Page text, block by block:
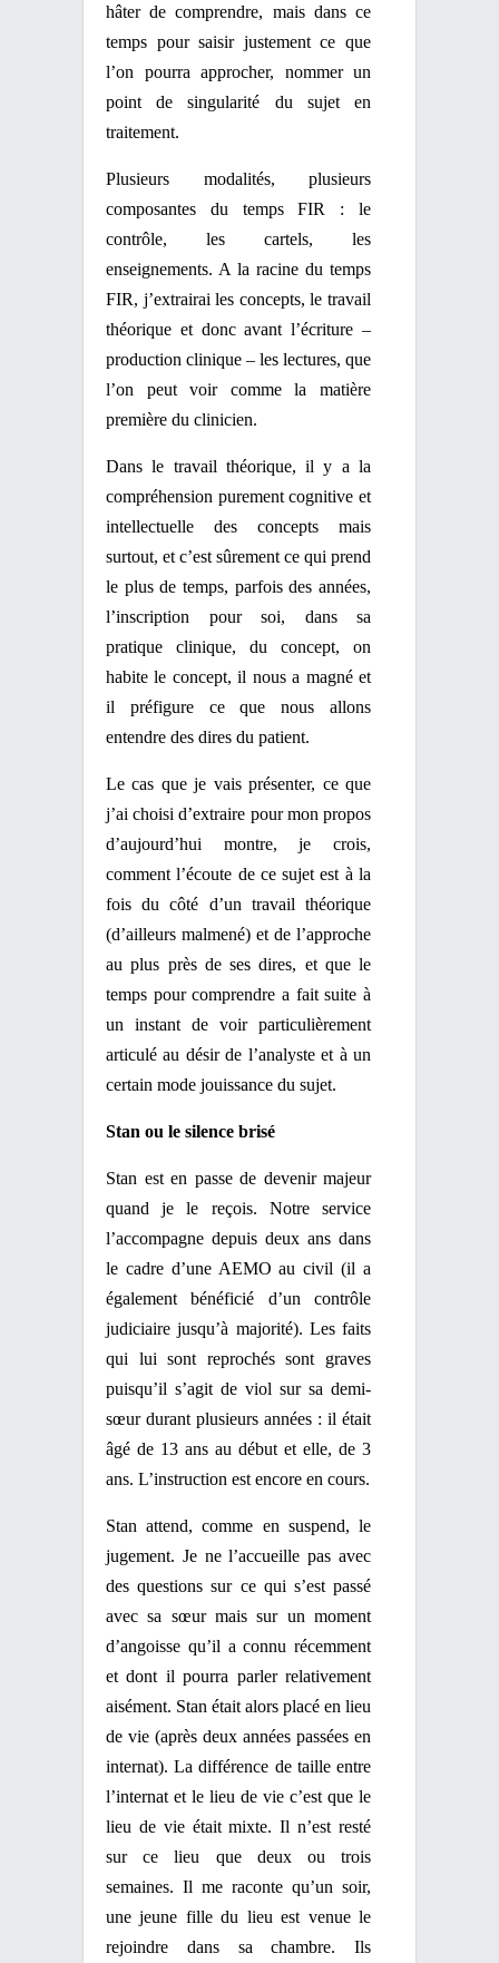
hâter de comprendre, mais dans ce
temps pour saisir justement ce que
l’on pourra approcher, nommer un
point de singularité du sujet en
traitement.
Plusieurs modalités, plusieurs
composantes du temps FIR : le
contrôle, les cartels, les
enseignements. A la racine du temps
FIR, j’extrairai les concepts, le travail
théorique et donc avant l’écriture –
production clinique – les lectures, que
l’on peut voir comme la matière
première du clinicien.
Dans le travail théorique, il y a la
compréhension purement cognitive et
intellectuelle des concepts mais
surtout, et c’est sûrement ce qui prend
le plus de temps, parfois des années,
l’inscription pour soi, dans sa
pratique clinique, du concept, on
habite le concept, il nous a magné et
il préfigure ce que nous allons
entendre des dires du patient.
Le cas que je vais présenter, ce que
j’ai choisi d’extraire pour mon propos
d’aujourd’hui montre, je crois,
comment l’écoute de ce sujet est à la
fois du côté d’un travail théorique
(d’ailleurs malmené) et de l’approche
au plus près de ses dires, et que le
temps pour comprendre a fait suite à
un instant de voir particulièrement
articulé au désir de l’analyste et à un
certain mode jouissance du sujet.
Stan ou le silence brisé
Stan est en passe de devenir majeur
quand je le reçois. Notre service
l’accompagne depuis deux ans dans
le cadre d’une AEMO au civil (il a
également bénéficié d’un contrôle
judiciaire jusqu’à majorité). Les faits
qui lui sont reprochés sont graves
puisqu’il s’agit de viol sur sa demi-
sœur durant plusieurs années : il était
âgé de 13 ans au début et elle, de 3
ans. L’instruction est encore en cours.
Stan attend, comme en suspend, le
jugement. Je ne l’accueille pas avec
des questions sur ce qui s’est passé
avec sa sœur mais sur un moment
d’angoisse qu’il a connu récemment
et dont il pourra parler relativement
aisément. Stan était alors placé en lieu
de vie (après deux années passées en
internat). La différence de taille entre
l’internat et le lieu de vie c’est que le
lieu de vie était mixte. Il n’est resté
sur ce lieu que deux ou trois
semaines. Il me raconte qu’un soir,
une jeune fille du lieu est venue le
rejoindre dans sa chambre. Ils